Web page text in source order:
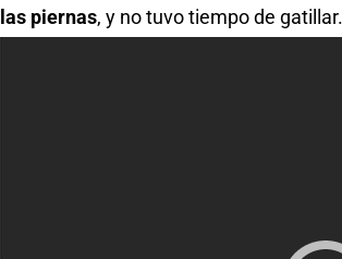
las piernas, y no tuvo tiempo de